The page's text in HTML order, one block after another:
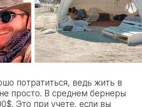
потратиться, ведь жить в
просто. В среднем бернеры
Это при учете, если вы